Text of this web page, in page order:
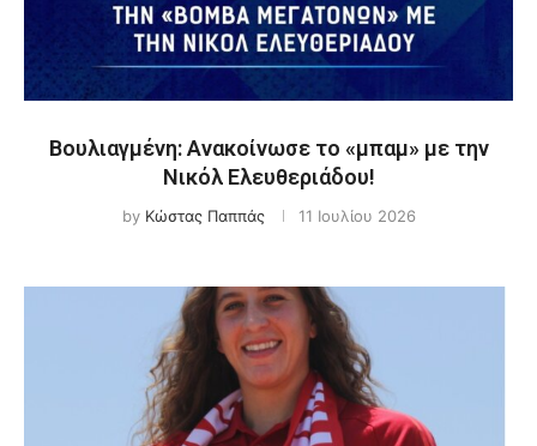
Βουλιαγμένη: Ανακοίνωσε το «μπαμ» με την
Νικόλ Ελευθεριάδου!
by Κώστας Παππάς 11 Ιουλίου 2026